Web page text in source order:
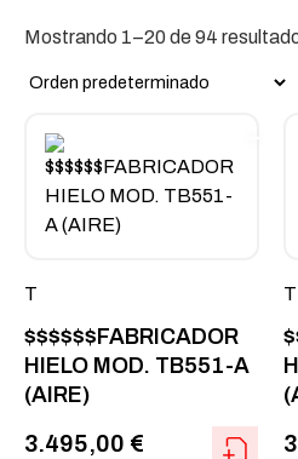
Mostrando 1–20 de 94
T
$$$$$$FABRICADOR
HIELO MOD. TB551-A
(AIRE)
3.495,00 €
T